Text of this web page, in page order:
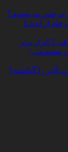
بی‌حس می‌شویم؟
بات با هوش مصنوعی در 7 مرحله از ایده تا
مصنوعی |
را گذاشته؟